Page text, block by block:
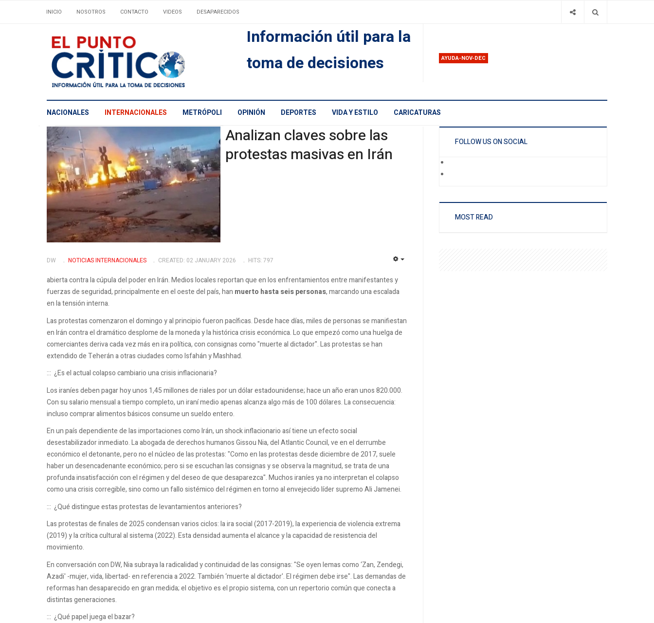
INICIO NOSOTROS CONTACTO VIDEOS DESAPARECIDOS
Información útil para la
toma de decisiones
AYUDA-NOV-DEC
NACIONALES INTERNACIONALES METRÓPOLI OPINIÓN DEPORTES VIDA Y ESTILO CARICATURAS
Analizan claves sobre las
protestas masivas en Irán
DW NOTICIAS INTERNACIONALES CREATED: 02 JANUARY 2026 HITS: 797
abierta contra la cúpula del poder en Irán. Medios locales reportan que en los enfrentamientos entre manifestantes y
fuerzas de seguridad, principalmente en el oeste del país, han muerto hasta seis personas, marcando una escalada
en la tensión interna.
Las protestas comenzaron el domingo y al principio fueron pacíficas. Desde hace días, miles de personas se manifiestan
enIráncontra el dramático desplome de la moneda y la histórica crisis económica. Lo que empezó como una huelga de
comerciantes deriva cada vez más en ira política, con consignas como "muerte al dictador". Las protestas se han
extendido de Teherán a otras ciudades como Isfahán y Mashhad.
::: ¿Es el actual colapso cambiario una crisis inflacionaria?
Los iraníes deben pagar hoy unos 1,45 millones de riales por un dólar estadounidense; hace un año eran unos 820.000.
Con su salario mensual a tiempo completo, un iraní medio apenas alcanza algo más de 100 dólares. La consecuencia:
incluso comprar alimentos básicos consume un sueldo entero.
En un país dependiente de las importaciones como Irán, un shock inflacionario así tiene un efecto social
desestabilizador inmediato. La abogada de derechos humanos Gissou Nia, del Atlantic Council, ve en el derrumbe
económico el detonante, pero no el núcleo de las protestas: "Como en las protestas desde diciembre de 2017, suele
haber un desencadenante económico; pero si se escuchan las consignas y se observa la magnitud, se trata de una
profunda insatisfacción con el régimen y del deseo de que desaparezca". Muchos iraníes ya no interpretan el colapso
como una crisis corregible, sino como un fallo sistémico del régimen en torno al envejecido líder supremoAli Jamenei.
::: ¿Qué distingue estas protestas de levantamientos anteriores?
Las protestas de finales de 2025 condensan varios ciclos: la ira social (2017-2019), la experiencia de violencia extrema
(2019) y la crítica cultural al sistema (2022). Esta densidad aumenta el alcance y la capacidad de resistencia del
movimiento.
En conversación con DW, Nia subraya la radicalidad y continuidad de las consignas: "Se oyen lemas como ‘Zan, Zendegi,
Azadi' -mujer, vida, libertad- en referencia a 2022. También ‘muerte al dictador'. El régimen debe irse". Las demandas de
reformas han desaparecido en gran medida; el objetivo es el propio sistema, con un repertorio común que conecta a
distintas generaciones.
::: ¿Qué papel juega el bazar?
FOLLOW US ON SOCIAL
MOST READ